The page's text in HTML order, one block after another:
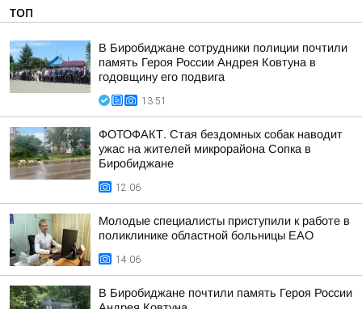
ТОП
В Биробиджане сотрудники полиции почтили
память Героя России Андрея Ковтуна в
годовщину его подвига
13:51
ФОТОФАКТ. Стая бездомных собак наводит
ужас на жителей микрорайона Сопка в
Биробиджане
12:06
Молодые специалисты приступили к работе в
поликлинике областной больницы ЕАО
14:06
В Биробиджане почтили память Героя России